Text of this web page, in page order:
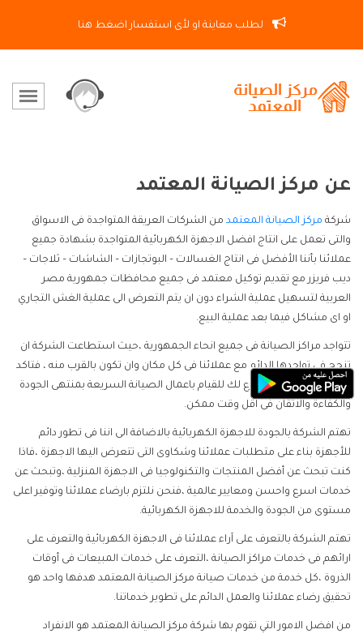
لطلب معاينة او لأى استفسار اضغط هنا
عن مركز الصيانة المعتمد
شركة مركز الصيانة المعتمد من الشركات العريقة المتواجدة فى الاسواق
والتى تعمل على انتاج افضل الاجهزة الكهربائية المتواجدة بشهادة جميع
عملائنا بأننا الأفضل فى انتاج الغسالات – البوتجازات – الشاشات – ثلاجات –
ديب فريزر مع تقديم توكيل معتمد فى جميع محافظات جمهورية مصر
العربية لتسهيل عملية الشراء دون ان يتم التعرض الى عملية الغش التجاري
او اى مشاكل فيما بعد عملية البيع.
تتواجد مراكز الصيانة فى جميع انحاء الجمهورية ،حيث استطاعت الشركة ان
تنجح فى تواجدها الدائم مع عملائنا فى كل مكان وان تكون بالقرب منه ، فتاكد
انك سوف تجد اقرب فرع لك للقيام باعمال الصيانة السريعة بمنتهى الجودة
والكفاءة والاتقان فى اقل وقت ممكن.
تهتم الشركة بالجودة للاجهزة الكهربائية بالاضافة الى اننا فى تطور دائم
للأجهزة بناء على متطلبات عملائنا وشكاوى التى تتعرض اليها الاجهزة ،فاذا
كنت تبحث عن أفضل المنتجات والتكنولوجيا فى الاجهزة المنزلية ،وتبحث عن
خدمات اسرع واحسن ومعايير عالمية ،فنحن نلتزم بارضاء عملائنا وتوفير اعلى
مستوى من الجودة والخدمة للاجهزة الكهربائية.
تهتم الشركة بالتعرف على آراء عملائنا فى الاجهزة الكهربائية والتعرف على
ارائهم فى خدمات مراكز الصيانة ،التعرف على خدمات المبيعات فى أوقات
الذروة ،كل خدمة من خدمات صيانة مركز الصيانة المعتمد هدفها واحد هو
تحقيق رضاء عملائنا والعمل الدائم على تطوير خدماتنا.
من افضل الامور التي تقوم بها شركة مركز الصيانة المعتمد هو الانفراد